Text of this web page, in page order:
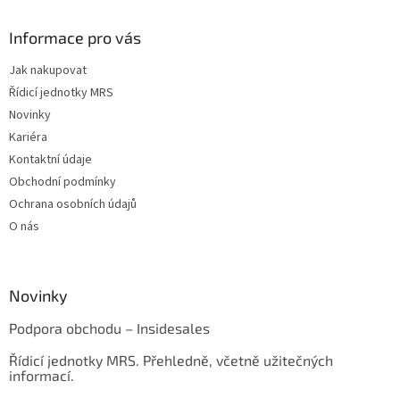
Informace pro vás
Jak nakupovat
Řídicí jednotky MRS
Novinky
Kariéra
Kontaktní údaje
Obchodní podmínky
Ochrana osobních údajů
O nás
Novinky
Podpora obchodu – Insidesales
Řídicí jednotky MRS. Přehledně, včetně užitečných
informací.